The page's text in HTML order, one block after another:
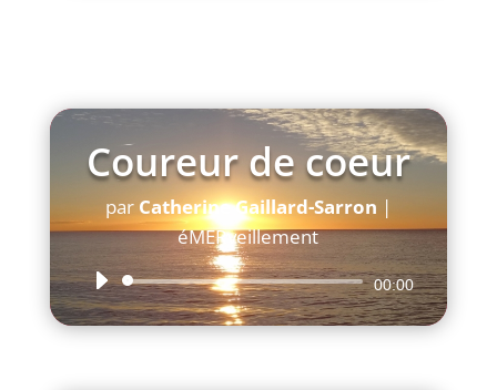
Coureur de coeur
par Catherine Gaillard-Sarron|
éMERveillement
Lecteur
audio
00:00